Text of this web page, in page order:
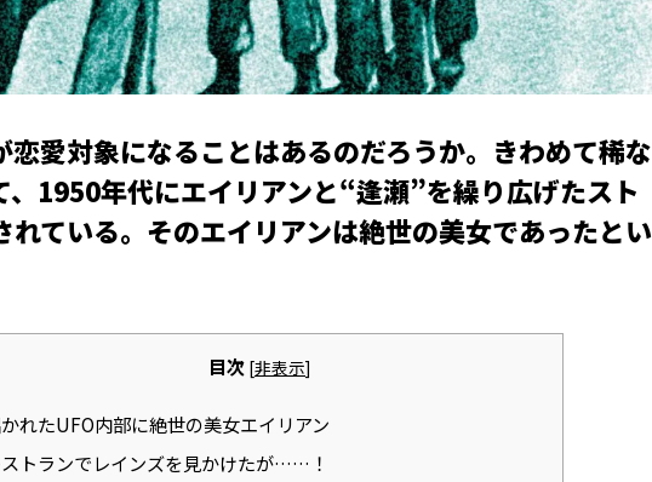
恋愛対象になることはあるのだろうか。きわめて稀な
、1950年代にエイリアンと“逢瀬”を繰り広げたスト
れている。そのエイリアンは絶世の美女であったとい
目次 [非表示]
れたUFO内部に絶世の美女エイリアン
トランでレインズを見かけたが……！